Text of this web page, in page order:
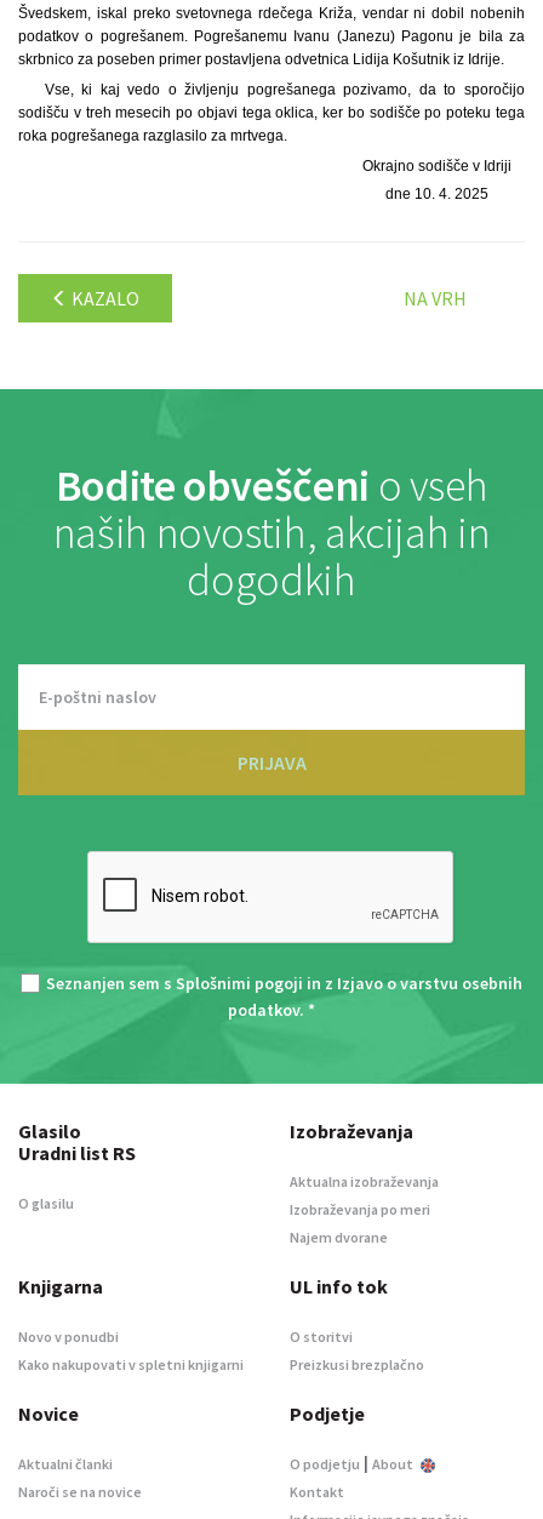
Švedskem, iskal preko svetovnega rdečega Križa, vendar ni dobil nobenih
podatkov o pogrešanem. Pogrešanemu Ivanu (Janezu) Pagonu je bila za
skrbnico za poseben primer postavljena odvetnica Lidija Košutnik iz Idrije.
Vse, ki kaj vedo o življenju pogrešanega pozivamo, da to sporočijo
sodišču v treh mesecih po objavi tega oklica, ker bo sodišče po poteku tega
roka pogrešanega razglasilo za mrtvega.
Okrajno sodišče v Idriji
dne 10. 4. 2025
KAZALO NA VRH
Bodite obveščeni o vseh
naših novostih, akcijah in
dogodkih
PRIJAVA
Seznanjen sem s Splošnimi pogoji in z Izjavo o varstvu osebnih
podatkov. *
Glasilo
Uradni list RS
O glasilu
Izobraževanja
Aktualna izobraževanja
Izobraževanja po meri
Najem dvorane
Knjigarna
Novo v ponudbi
Kako nakupovati v spletni knjigarni
UL info tok
O storitvi
Preizkusi brezplačno
Novice
Aktualni članki
Naroči se na novice
Podjetje
O podjetju | About
Kontakt